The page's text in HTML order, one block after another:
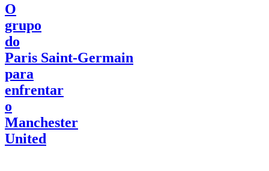
O
grupo
do
Paris Saint-Germain
para
enfrentar
o
Manchester
United